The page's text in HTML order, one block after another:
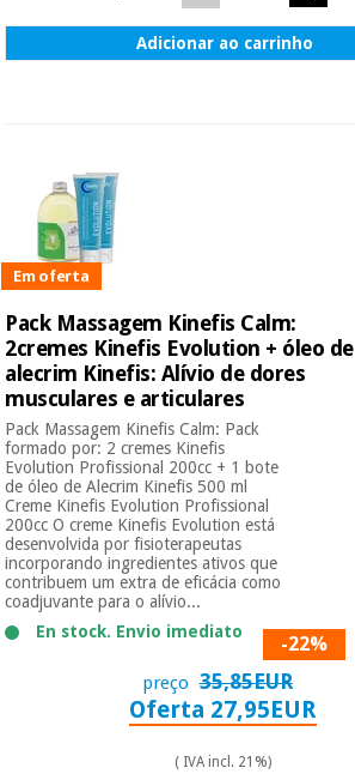
Adicionar ao carrinho
Em oferta
Pack Massagem Kinefis Calm:
2cremes Kinefis Evolution + óleo de
alecrim Kinefis: Alívio de dores
musculares e articulares
Pack Massagem Kinefis Calm: Pack
formado por: 2 cremes Kinefis
Evolution Profissional 200cc + 1 bote
de óleo de Alecrim Kinefis 500 ml
Creme Kinefis Evolution Profissional
200cc O creme Kinefis Evolution está
desenvolvida por fisioterapeutas
incorporando ingredientes ativos que
contribuem um extra de eficácia como
coadjuvante para o alívio...
En stock. Envio imediato
-22%
preço 35,85EUR
Oferta 27,95EUR
( IVA incl. 21%)